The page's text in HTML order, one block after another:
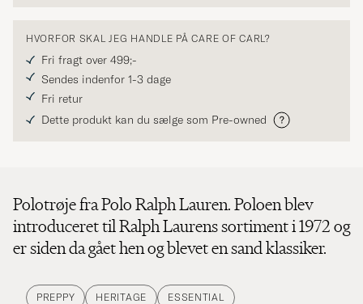
HVORFOR SKAL JEG HANDLE PÅ CARE OF CARL?
Fri fragt over 499;-
Sendes indenfor 1-3 dage
Fri retur
Dette produkt kan du sælge som Pre-owned
Polotrøje fra Polo Ralph Lauren. Poloen blev
introduceret til Ralph Laurens sortiment i 1972 og
er siden da gået hen og blevet en sand klassiker.
PREPPY HERITAGE ESSENTIAL